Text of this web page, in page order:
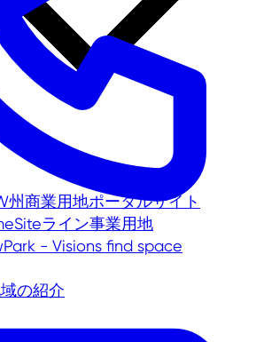
州商業用地ポータルサイト
ライン事業用地
- Visions find space
の紹介